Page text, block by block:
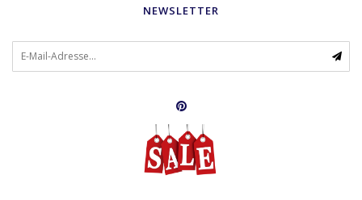
NEWSLETTER